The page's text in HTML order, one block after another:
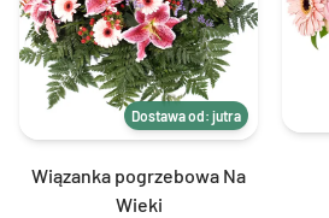
Dostawa od: jutra
Wiązanka pogrzebowa Na
Wieki